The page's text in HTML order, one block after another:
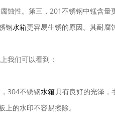
蚀性。第三，201不锈钢中锰含
钢水箱更容易生锈的原因。其耐腐
我们可以看到：
304不锈钢水箱具有良好的光泽，
上的水印不容易擦除。